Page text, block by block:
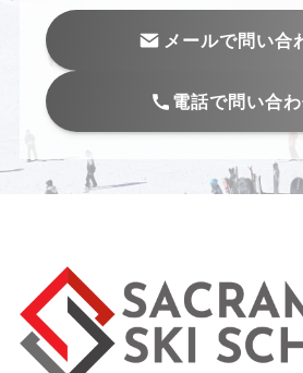
メールで問い合
電話で問い合